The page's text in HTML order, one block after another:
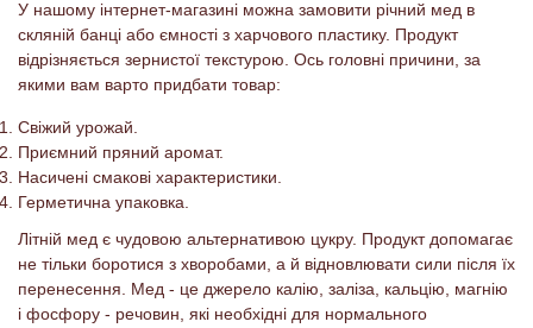
У нашому інтернет-магазині можна замовити річний мед в
скляній банці або ємності з харчового пластику. Продукт
відрізняється зернистої текстурою. Ось головні причини, за
якими вам варто придбати товар:
Свіжий урожай.
Приємний пряний аромат.
Насичені смакові характеристики.
Герметична упаковка.
Літній мед є чудовою альтернативою цукру. Продукт допомагає
не тільки боротися з хворобами, а й відновлювати сили після їх
перенесення. Мед - це джерело калію, заліза, кальцію, магнію
і фосфору - речовин, які необхідні для нормального